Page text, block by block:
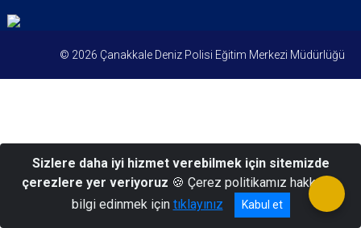
© 2026 Çanakkale Deniz Polisi Eğitim Merkezi Müdürlüğü
Sizlere daha iyi hizmet verebilmek için sitemizde
çerezlere yer veriyoruz 🍪 Çerez politikamız hakkında
bilgi edinmek için tıklayınız Kabul et